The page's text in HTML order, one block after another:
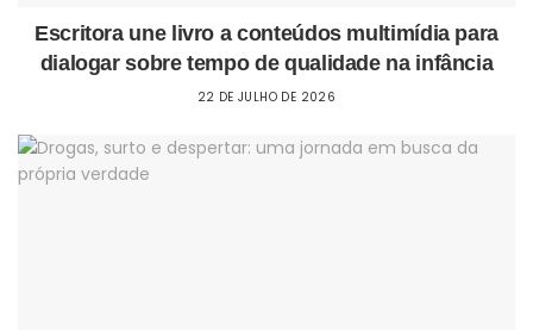
Escritora une livro a conteúdos multimídia para
dialogar sobre tempo de qualidade na infância
22 DE JULHO DE 2026